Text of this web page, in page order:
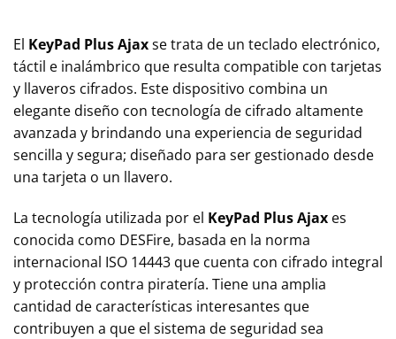
El KeyPad Plus Ajaxse trata de un teclado electrónico,
táctil e inalámbrico que resulta compatible con tarjetas
y llaveros cifrados. Este dispositivo combina un
elegante diseño con tecnología de cifrado altamente
avanzada y brindando una experiencia de seguridad
sencilla y segura; diseñado para ser gestionado desde
una tarjeta o un llavero.
La tecnología utilizada por el KeyPad Plus Ajax es
conocida como DESFire, basada en la norma
internacional ISO 14443 que cuenta con cifrado integral
y protección contra piratería. Tiene una amplia
cantidad de características interesantes que
contribuyen a que el sistema de seguridad sea